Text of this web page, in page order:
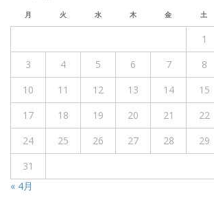
月 火 水 木 金 土
1
3
4 5 6 7 8
10
11 12 13 14 15
17
18 19 20 21 22
24
25 26 27 28 29
31
« 4月